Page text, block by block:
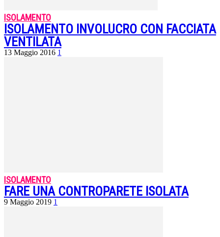
ISOLAMENTO
ISOLAMENTO INVOLUCRO CON FACCIATA
VENTILATA
13 Maggio 2016 1
ISOLAMENTO
FARE UNA CONTROPARETE ISOLATA
9 Maggio 2019 1